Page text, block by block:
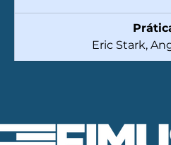
Eric Stark,